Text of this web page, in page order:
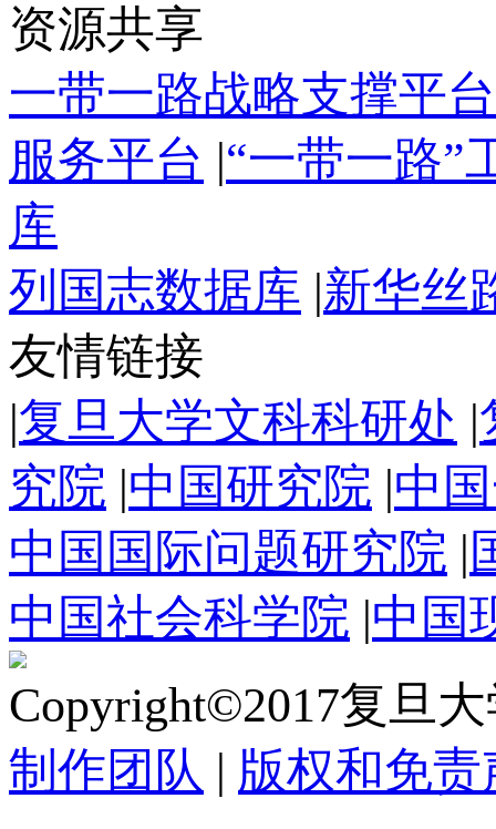
资源共享
一带一路战略支撑平台
服务平台 |“一带一路”
库
列国志数据库 |新华丝
友情链接
|复旦大学文科科研处 |
究院 |中国研究院 |中
中国国际问题研究院 |
中国社会科学院 |中国
Copyright©2017复旦
制作团队 | 版权和免责